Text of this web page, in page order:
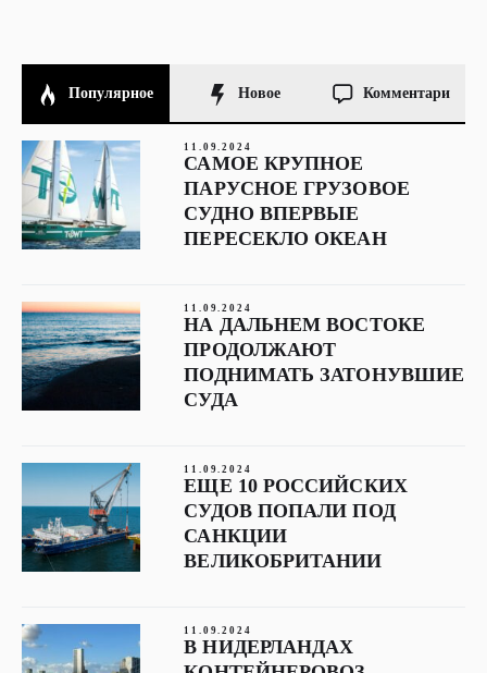
Популярное Новое Комментари
11.09.2024
САМОЕ КРУПНОЕ
ПАРУСНОЕ ГРУЗОВОЕ
СУДНО ВПЕРВЫЕ
ПЕРЕСЕКЛО ОКЕАН
11.09.2024
НА ДАЛЬНЕМ ВОСТОКЕ
ПРОДОЛЖАЮТ
ПОДНИМАТЬ ЗАТОНУВШИЕ
СУДА
11.09.2024
ЕЩЕ 10 РОССИЙСКИХ
СУДОВ ПОПАЛИ ПОД
САНКЦИИ
ВЕЛИКОБРИТАНИИ
11.09.2024
В НИДЕРЛАНДАХ